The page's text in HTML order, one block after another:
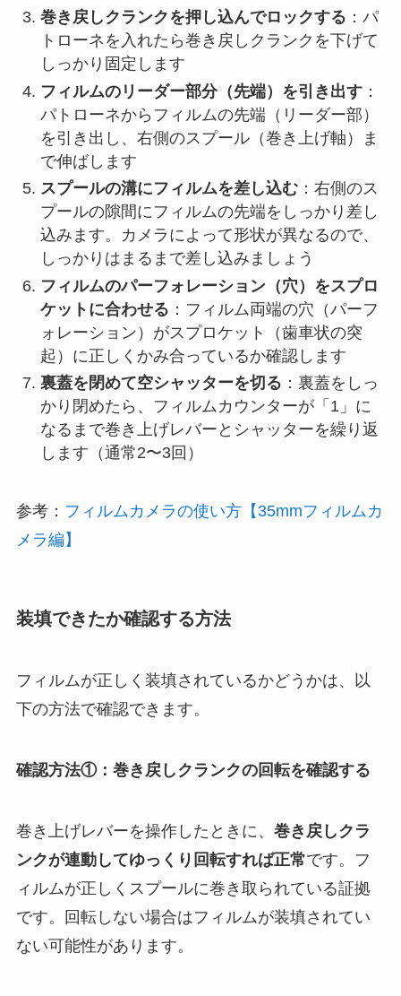
巻き戻しクランクを押し込んでロックする ：パ
トローネを入れたら巻き戻しクランクを下げて
しっかり固定します
フィルムのリーダー部分（先端）を引き出す：
パトローネからフィルムの先端（リーダー部）
を引き出し、右側のスプール（巻き上げ軸）ま
で伸ばします
スプールの溝にフィルムを差し込む：右側のス
プールの隙間にフィルムの先端をしっかり差し
込みます。カメラによって形状が異なるので、
しっかりはまるまで差し込みましょう
フィルムのパーフォレーション（穴）をスプロ
ケットに合わせる ：フィルム両端の穴（パーフ
ォレーション）がスプロケット（歯車状の突
起）に正しくかみ合っているか確認します
裏蓋を閉めて空シャッターを切る ：裏蓋をしっ
かり閉めたら、フィルムカウンターが「1」に
なるまで巻き上げレバーとシャッターを繰り返
します（通常2〜3回）
参考： フィルムカメラの使い方【35mmフィルムカ
メラ編】
装填できたか確認する方法
フィルムが正しく装填されているかどうかは、以
下の方法で確認できます。
確認方法①：巻き戻しクランクの回転を確認する
巻き上げレバーを操作したときに、 巻き戻しクラ
ンクが連動してゆっくり回転すれば正常です。フ
ィルムが正しくスプールに巻き取られている証拠
です。回転しない場合はフィルムが装填されてい
ない可能性があります。